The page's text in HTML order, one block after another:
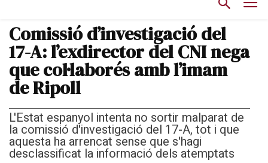
Comissió d’investigació del
17-A: l’exdirector del CNI nega
que col·laborés amb l’imam
de Ripoll
L'Estat espanyol intenta no sortir malparat de
la comissió d'investigació del 17-A, tot i que
aquesta ha arrencat sense que s'hagi
desclassificat la informació dels atemptats